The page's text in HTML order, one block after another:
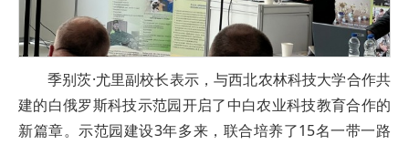
季别茨·尤里副校长表示，与西北农林科技大学合作共
建的白俄罗斯科技示范园开启了中白农业科技教育合作的
新篇章。示范园建设3年多来，联合培养了15名一带一路